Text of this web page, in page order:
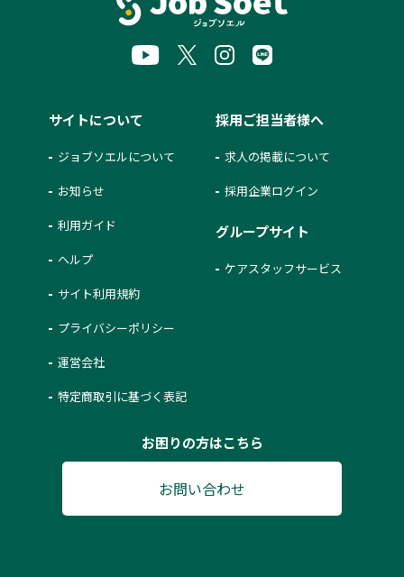
サイトについて
ジョブソエルについて
お知らせ
利用ガイド
ヘルプ
サイト利用規約
プライバシーポリシー
運営会社
特定商取引に基づく表記
採用ご担当者様へ
求人の掲載について
採用企業ログイン
グループサイト
ケアスタッフサービス
お困りの方はこちら
お問い合わせ